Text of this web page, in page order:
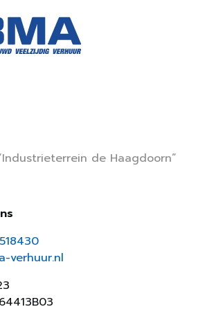
de Haagdoorn”
verhuur.nl